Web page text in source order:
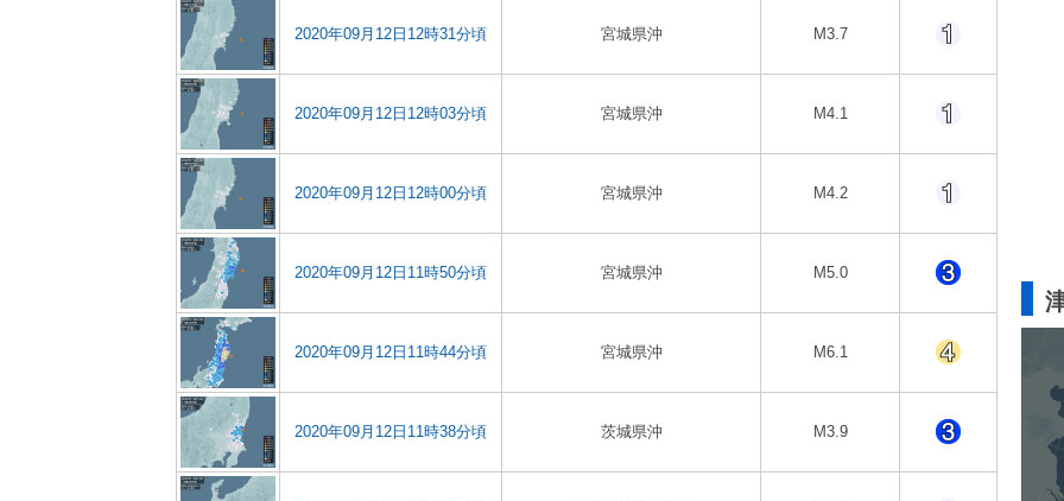
2020年09月12日12時31分頃 宮城県沖 M3.7
2020年09月12日12時03分頃 宮城県沖 M4.1
2020年09月12日12時00分頃 宮城県沖 M4.2
2020年09月12日11時50分頃 宮城県沖 M5.0
2020年09月12日11時44分頃 宮城県沖 M6.1
2020年09月12日11時38分頃 茨城県沖 M3.9